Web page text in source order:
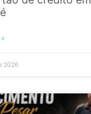
»
2026